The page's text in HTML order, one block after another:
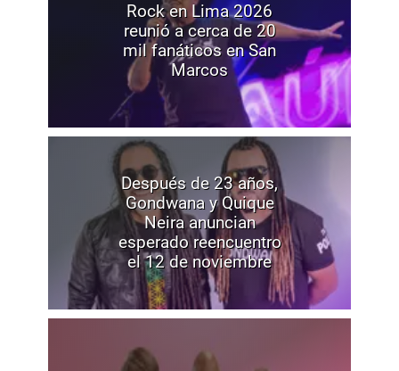
Rock en Lima 2026
reunió a cerca de 20
mil fanáticos en San
Marcos
Después de 23 años,
Gondwana y Quique
Neira anuncian
esperado reencuentro
el 12 de noviembre